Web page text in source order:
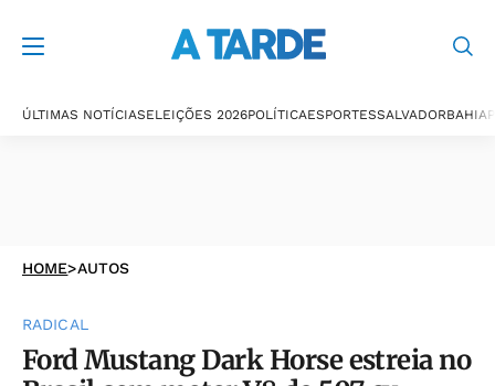
ÚLTIMAS NOTÍCIASELEIÇÕES 2026POLÍTICAESPORTESSALVADORBAHIA
HOME>AUTOS
RADICAL
Ford Mustang Dark Horse estreia no